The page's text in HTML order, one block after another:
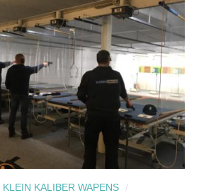
KLEIN KALIBER WAPENS